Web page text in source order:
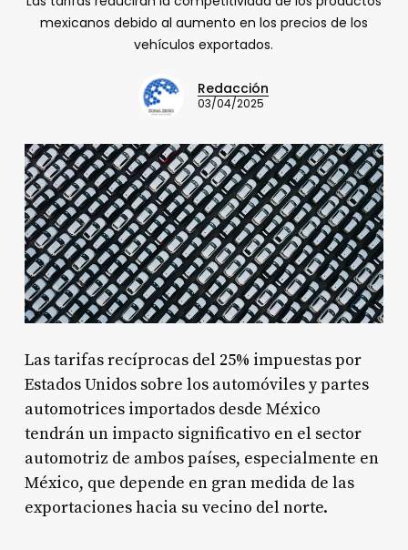
mexicanos debido al aumento en los precios de los
vehículos exportados.
Redacción
03/04/2025
Las tarifas recíprocas del 25% impuestas por
Estados Unidos sobre los automóviles y partes
automotrices importados desde México
tendrán un impacto significativo en el sector
automotriz de ambos países, especialmente en
México, que depende en gran medida de las
exportaciones hacia su vecino del norte.